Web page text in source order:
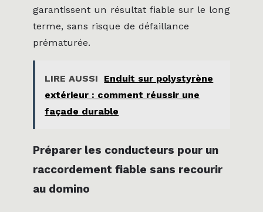
garantissent un résultat fiable sur le long
terme, sans risque de défaillance
prématurée.
LIRE AUSSI
Enduit sur polystyrène
extérieur : comment réussir une
façade durable
Préparer les conducteurs pour un
raccordement fiable sans recourir
au domino